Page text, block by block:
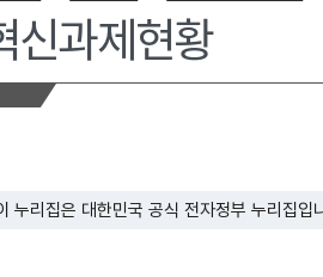
신과제현황